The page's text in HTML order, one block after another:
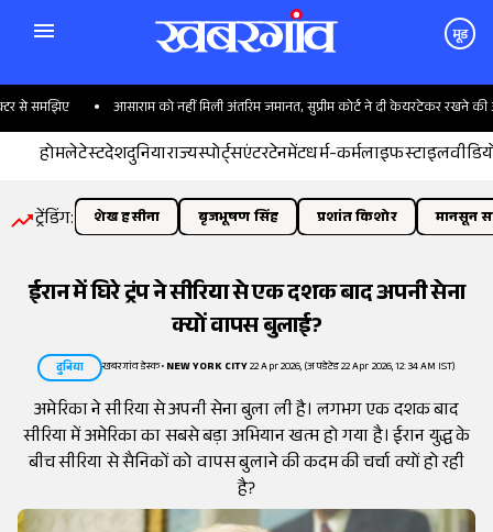
मूड
समझिए आसाराम को नहीं मिली अंतरिम जमानत, सुप्रीम कोर्ट ने दी केयरटेकर रखने की
होमलेटेस्टदेशदुनियाराज्यस्पोर्ट्सएंटरटेनमेंटधर्म-कर्मलाइफस्टाइल
ट्रेंडिंग: शेख हसीना बृजभूषण सिंह प्रशांत किशोर मानसून
ईरान में घिरे ट्रंप ने सीरिया से एक दशक बाद अपनी सेना
क्यों वापस बुलाई?
दुनिया खबरगांव डेस्क•NEW YORK CITY22 Apr 2026, (अपडेटेड 22 Apr 2026, 12:34 AM IST)
अमेरिका ने सीरिया से अपनी सेना बुला ली है। लगभग एक दशक बाद
सीरिया में अमेरिका का सबसे बड़ा अभियान खत्म हो गया है। ईरान युद्ध के
बीच सीरिया से सैनिकों को वापस बुलाने की कदम की चर्चा क्यों हो रही
है?